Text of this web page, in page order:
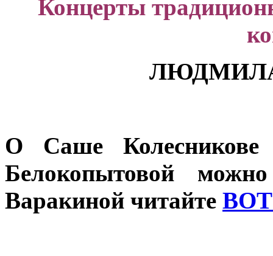
Концерты
О Саше Колесникове
Белокопытовой
Варакиной читайте